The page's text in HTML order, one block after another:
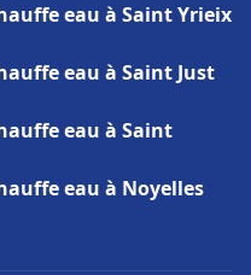
eau à Saint Yrieix
eau à Saint Just
eau à Saint
eau à Noyelles